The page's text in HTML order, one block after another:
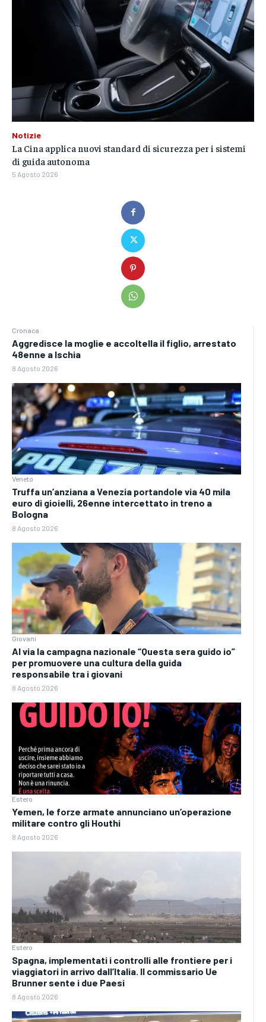
Cronaca
Aggredisce la moglie e accoltella il figlio, arrestato
48enne a Ischia
8 Agosto 2026
Veneto
Truffa un’anziana a Venezia portandole via 40 mila
euro di gioielli, 26enne intercettato in treno a
Bologna
8 Agosto 2026
Giovani
Al via la campagna nazionale “Questa sera guido io”
per promuovere una cultura della guida
responsabile tra i giovani
8 Agosto 2026
Estero
Yemen, le forze armate annunciano un’operazione
militare contro gli Houthi
8 Agosto 2026
Estero
Spagna, implementati i controlli alle frontiere per i
viaggiatori in arrivo dall’Italia. Il commissario Ue
Brunner sente i due Paesi
8 Agosto 2026
Notizie
La Cina applica nuovi standard di sicurezza per i sistemi
di guida autonoma
5 Agosto 2026